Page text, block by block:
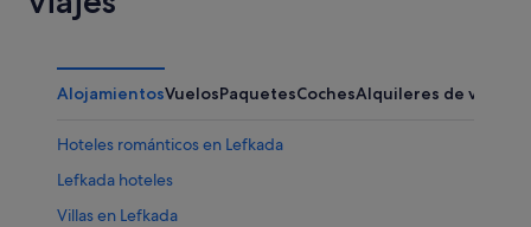
AlojamientosVuelosPaquetesCochesAlquileres de
Hoteles románticos en Lefkada
Lefkada hoteles
Villas en Lefkada